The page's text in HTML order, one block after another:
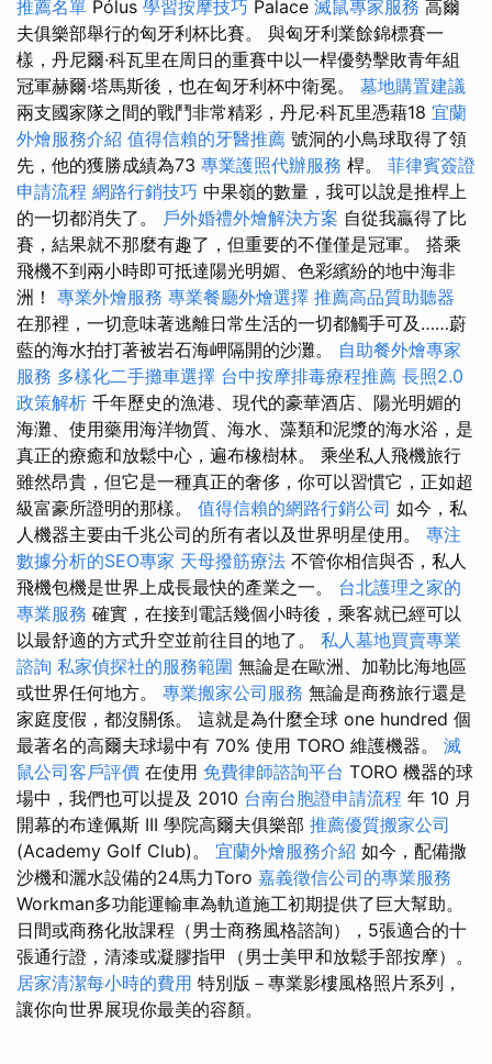
推薦名單 Pólus 學習按摩技巧 Palace 滅鼠專家服務 高爾
夫俱樂部舉行的匈牙利杯比賽。 與匈牙利業餘錦標賽一
樣，丹尼爾·科瓦里在周日的重賽中以一桿優勢擊敗青年組
冠軍赫爾·塔馬斯後，也在匈牙利杯中衛冕。 墓地購置建議
兩支國家隊之間的戰鬥非常精彩，丹尼·科瓦里憑藉18 宜蘭
外燴服務介紹 值得信賴的牙醫推薦 號洞的小鳥球取得了領
先，他的獲勝成績為73 專業護照代辦服務 桿。 菲律賓簽證
申請流程 網路行銷技巧 中果嶺的數量，我可以說是推桿上
的一切都消失了。 戶外婚禮外燴解決方案 自從我贏得了比
賽，結果就不那麼有趣了，但重要的不僅僅是冠軍。 搭乘
飛機不到兩小時即可抵達陽光明媚、色彩繽紛的地中海非
洲！ 專業外燴服務 專業餐廳外燴選擇 推薦高品質助聽器
在那裡，一切意味著逃離日常生活的一切都觸手可及……蔚
藍的海水拍打著被岩石海岬隔開的沙灘。 自助餐外燴專家
服務 多樣化二手攤車選擇 台中按摩排毒療程推薦 長照2.0
政策解析 千年歷史的漁港、現代的豪華酒店、陽光明媚的
海灘、使用藥用海洋物質、海水、藻類和泥漿的海水浴，是
真正的療癒和放鬆中心，遍布橡樹林。 乘坐私人飛機旅行
雖然昂貴，但它是一種真正的奢侈，你可以習慣它，正如超
級富豪所證明的那樣。 值得信賴的網路行銷公司 如今，私
人機器主要由千兆公司的所有者以及世界明星使用。 專注
數據分析的SEO專家 天母撥筋療法 不管你相信與否，私人
飛機包機是世界上成長最快的產業之一。 台北護理之家的
專業服務 確實，在接到電話幾個小時後，乘客就已經可以
以最舒適的方式升空並前往目的地了。 私人墓地買賣專業
諮詢 私家偵探社的服務範圍 無論是在歐洲、加勒比海地區
或世界任何地方。 專業搬家公司服務 無論是商務旅行還是
家庭度假，都沒關係。 這就是為什麼全球 one hundred 個
最著名的高爾夫球場中有 70% 使用 TORO 維護機器。 滅
鼠公司客戶評價 在使用 免費律師諮詢平台 TORO 機器的球
場中，我們也可以提及 2010 台南台胞證申請流程 年 10 月
開幕的布達佩斯 III 學院高爾夫俱樂部 推薦優質搬家公司
(Academy Golf Club)。 宜蘭外燴服務介紹 如今，配備撒
沙機和灑水設備的24馬力Toro 嘉義徵信公司的專業服務
Workman多功能運輸車為軌道施工初期提供了巨大幫助。
日間或商務化妝課程（男士商務風格諮詢），5張適合的十
張通行證，清漆或凝膠指甲（男士美甲和放鬆手部按摩）。
居家清潔每小時的費用 特別版－專業影樓風格照片系列，
讓你向世界展現你最美的容顏。